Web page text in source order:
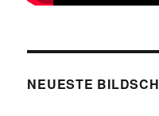
NEUESTE